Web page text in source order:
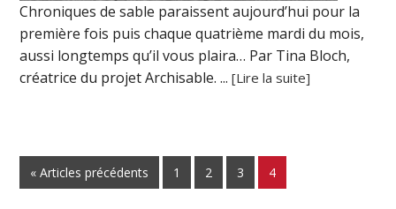
Chroniques de sable paraissent aujourd’hui pour la
première fois puis chaque quatrième mardi du mois,
aussi longtemps qu’il vous plaira… Par Tina Bloch,
créatrice du projet Archisable. ...[Lire la suite]
« Articles précédents 1 2 3 4